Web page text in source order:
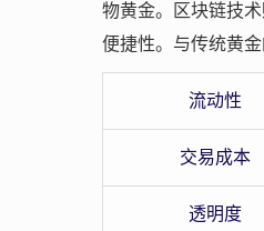
物黄金。区块链技
便捷性。与传统黄
流动性
交易成本
透明度